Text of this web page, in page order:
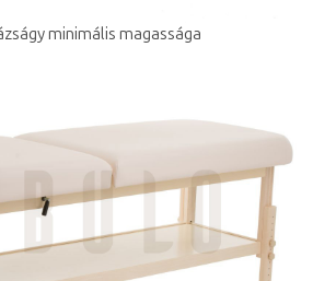
minimális magassága